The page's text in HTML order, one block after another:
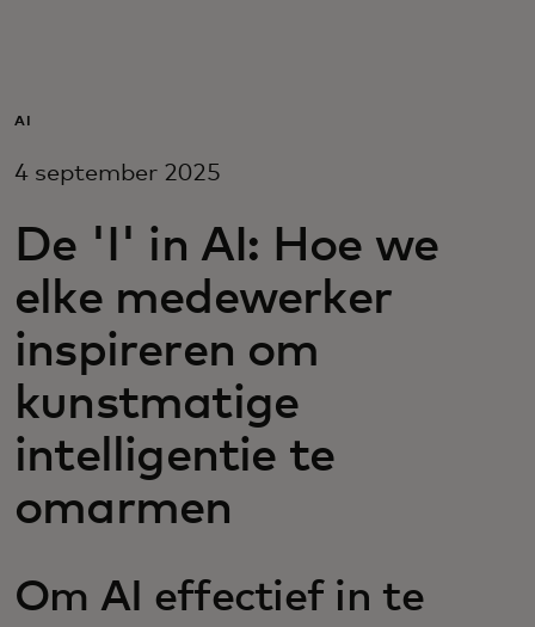
Voor innovators
Nieuws en trends
AI
4 september 2025
De 'I' in AI: Hoe we
elke medewerker
inspireren om
kunstmatige
intelligentie te
omarmen
Om AI effectief in te